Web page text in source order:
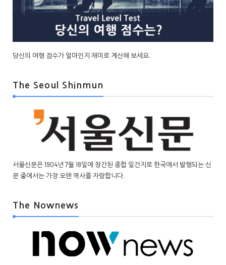
당신의 여행 점수가 얼마인지 재미로 계산해 보세요.
The Seoul Shinmun
서울신문은 1904년 7월 18일에 창간된 종합 일간지로 한국에서 발행되는 신
문 중에서는 가장 오랜 역사를 자랑합니다.
The Nownews